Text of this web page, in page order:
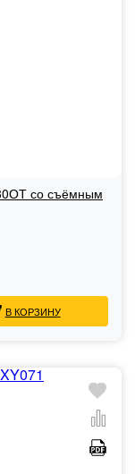
со съёмным
В КОРЗИНУ